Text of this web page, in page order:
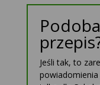
Jeśli tak, to